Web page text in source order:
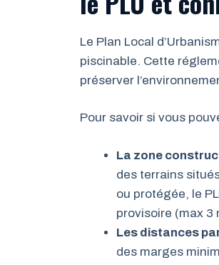
Le Plan Local
piscinable. Cette
préserver
Pour savoir si vous
La zone
des terrains
ou protégée, le
provisoire (max 3
Les distances
des marges